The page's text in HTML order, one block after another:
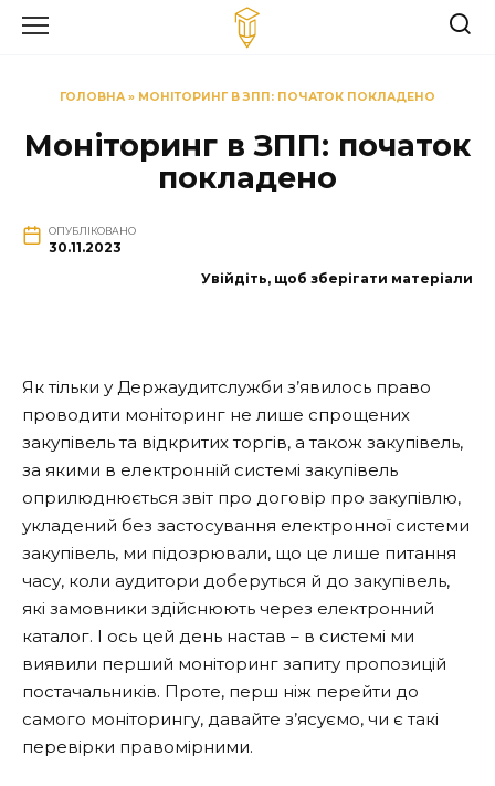
ГОЛОВНА» МОНІТОРИНГ В ЗПП: ПОЧАТОК ПОКЛАДЕНО
Моніторинг в ЗПП: початок
покладено
ОПУБЛІКОВАНО
30.11.2023
Увійдіть, щоб зберігати матеріали
Як тільки у Держаудитслужби з’явилось право
проводити моніторинг не лише спрощених
закупівель та відкритих торгів, а також закупівель,
за якими в електронній системі закупівель
оприлюднюється звіт про договір про закупівлю,
укладений без застосування електронної системи
закупівель, ми підозрювали, що це лише питання
часу, коли аудитори доберуться й до закупівель,
які замовники здійснюють через електронний
каталог. І ось цей день настав – в системі ми
виявили перший моніторинг запиту пропозицій
постачальників. Проте, перш ніж перейти до
самого моніторингу, давайте з’ясуємо, чи є такі
перевірки правомірними.